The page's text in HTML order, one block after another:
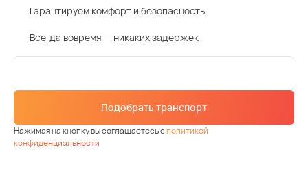
Гарантируем комфорт и безопасность
Всегда вовремя — никаких задержек
Подобрать транспорт
Нажимая на кнопку вы соглашаетесь сполитикой
конфиденциальности